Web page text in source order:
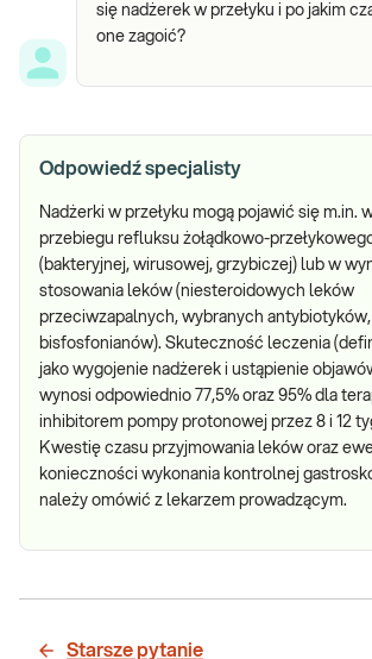
się nadżerek w przełyku i po jakim
one zagoić?
Odpowiedź specjalisty
Nadżerki w przełyku mogą pojawić się m.in.
przebiegu refluksu żołądkowo-
(bakteryjnej, wirusowej, grzybiczej) lub w
stosowania leków (niesteroidowych leków
przeciwzapalnych, wybranych antybiotyków,
bisfosfonianów). Skuteczność leczenia
jako wygojenie nadżerek i ustąpienie
wynosi odpowiednio 77,5% oraz 95% dla
inhibitorem pompy protonowej przez 8 i 12
Kwestię czasu przyjmowania leków oraz
konieczności wykonania kontrolnej
należy omówić z lekarzem prowadzącym.
Starsze pytanie